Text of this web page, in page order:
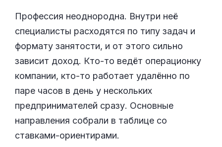
Профессия неоднородна. Внутри неё
специалисты расходятся по типу задач и
формату занятости, и от этого сильно
зависит доход. Кто-то ведёт операционку
компании, кто-то работает удалённо по
паре часов в день у нескольких
предпринимателей сразу. Основные
направления собрали в таблице со
ставками-ориентирами.